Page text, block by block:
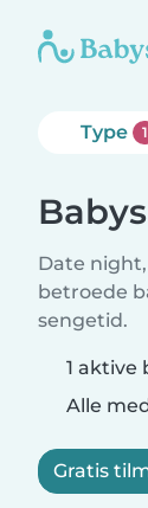
Type 1
Date
betroede
sengetid.
1 aktive
Alle
Gratis